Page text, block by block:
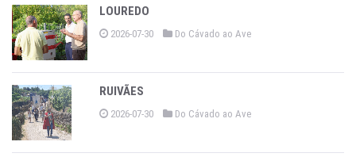
LOUREDO
2026-07-30 Do Cávado ao Ave
RUIVÃES
2026-07-30 Do Cávado ao Ave